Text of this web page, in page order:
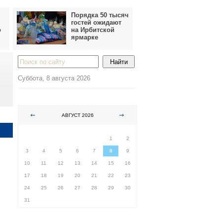
Порядка 50 тысяч
гостей ожидают
на Ирбитской
ярмарке
Суббота, 8 августа 2026
АВГУСТ 2026
1
2
3 4 5 6 7 8 9
10 11 12 13 14 15 16
17 18 19 20 21 22 23
24 25 26 27 28 29 30
31